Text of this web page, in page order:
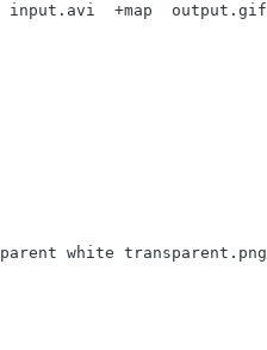
+map  output.gif
white transparent.png